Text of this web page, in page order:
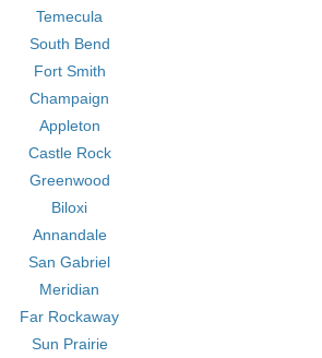
Temecula
South Bend
Fort Smith
Champaign
Appleton
Castle Rock
Greenwood
Biloxi
Annandale
San Gabriel
Meridian
Far Rockaway
Sun Prairie